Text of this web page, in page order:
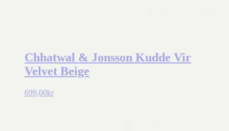
Chhatwal & Jonsson Kudde Vir
Velvet Beige
699,00kr